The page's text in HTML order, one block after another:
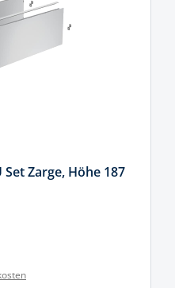
Set Zarge, Höhe 187